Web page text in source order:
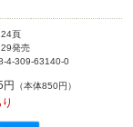
頁
発売
4-309-63140-0
円 （本体850円）